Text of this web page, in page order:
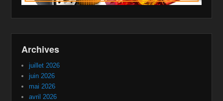
Archives
juillet 2026
juin 2026
mai 2026
avril 2026